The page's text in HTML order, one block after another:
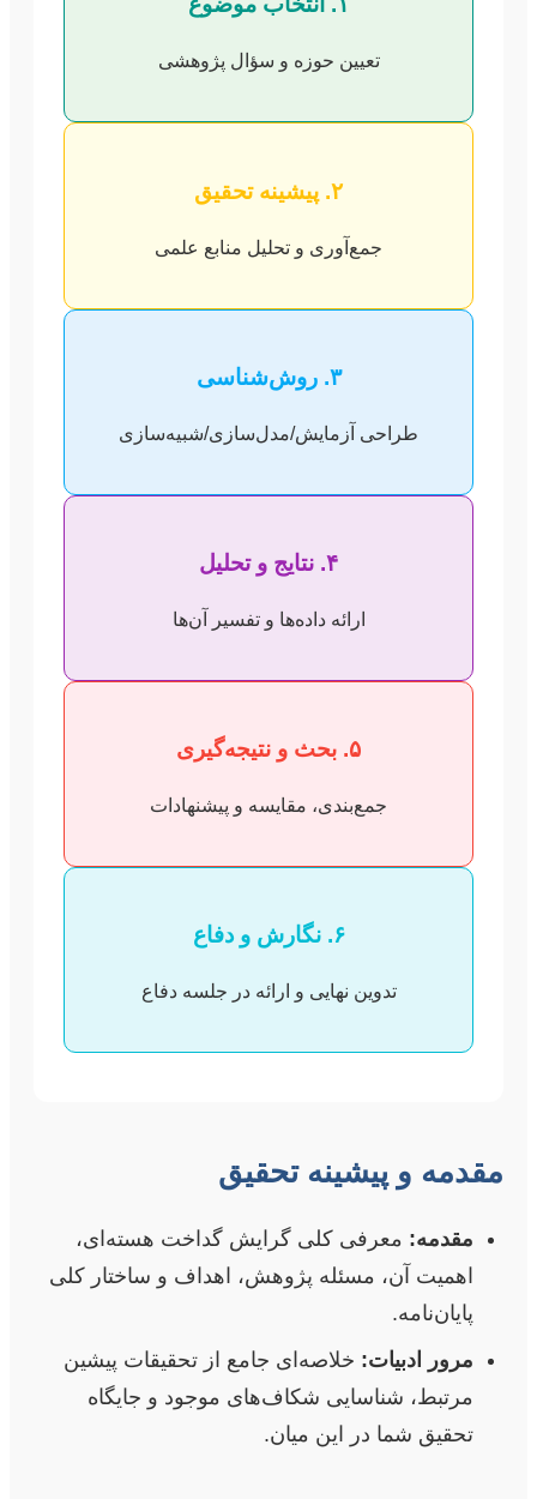
تعیین حوزه و سؤال پژوهشی
۲. پیشینه تحقیق
جمع‌آوری و تحلیل منابع علمی
۳. روش‌شناسی
طراحی آزمایش/مدل‌سازی/شبیه‌سازی
۴. نتایج و تحلیل
ارائه داده‌ها و تفسیر آن‌ها
۵. بحث و نتیجه‌گیری
جمع‌بندی، مقایسه و پیشنهادات
۶. نگارش و دفاع
تدوین نهایی و ارائه در جلسه دفاع
مقدمه و پیشینه تحقیق
مقدمه: معرفی کلی گرایش گداخت هسته‌ای،
اهمیت آن، مسئله پژوهش، اهداف و ساختار کلی
پایان‌نامه.
مرور ادبیات: خلاصه‌ای جامع از تحقیقات پیشین
مرتبط، شناسایی شکاف‌های موجود و جایگاه
تحقیق شما در این میان.